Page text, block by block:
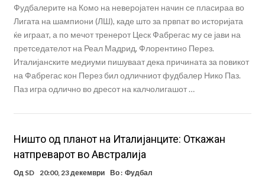
Фудбалерите на Комо на неверојатен начин се пласираа во
Лигата на шампиони (ЛШ), каде што за првпат во историјата
ќе играат, а по мечот тренерот Цеск Фабрегас му се јави на
претседателот на Реал Мадрид, Флорентино Перез.
Италијанските медиуми пишуваат дека причината за повикот
на Фабрегас кон Перез бил одличниот фудбалер Нико Паз.
Паз игра одлично во дресот на калчолигашот …
Ништо од планот на Италијанците: Откажан
натпреварот во Австралија
Од SD 20:00, 23 декември Во : Фудбал